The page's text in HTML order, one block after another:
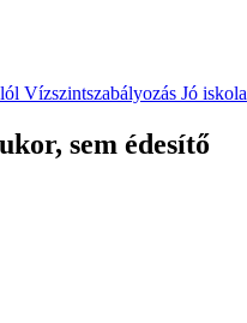
Vízszintszabályozás Jó iskola
sem édesítő